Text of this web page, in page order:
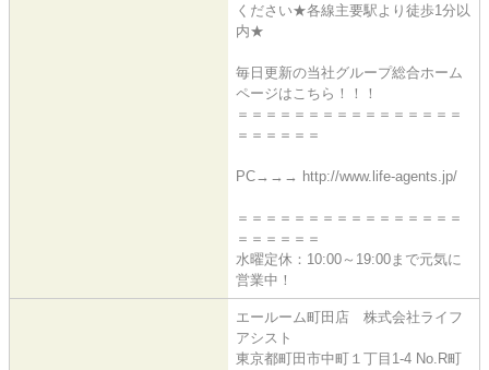
ください★各線主要駅より徒歩1分以
内★
毎日更新の当社グループ総合ホーム
ページはこちら！！！
＝＝＝＝＝＝＝＝＝＝＝＝＝＝＝＝
＝＝＝＝＝＝
PC→→→ http://www.life-agents.jp/
＝＝＝＝＝＝＝＝＝＝＝＝＝＝＝＝
＝＝＝＝＝＝
水曜定休：10:00～19:00まで元気に
営業中！
エールーム町田店 株式会社ライフ
アシスト
東京都町田市中町１丁目1-4 No.R町